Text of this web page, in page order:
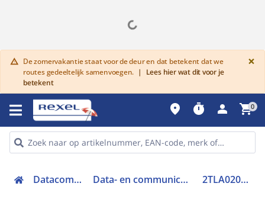
warning De zomervakantie staat voor de deur en dat betekent dat we
routes gedeeltelijk samenvoegen. |
Lees hier wat dit voor je
betekent
×
place timer person shopping_cart0
Datacommunicatie Data- en communicatiekabel (koper) 2TLA020057R0000